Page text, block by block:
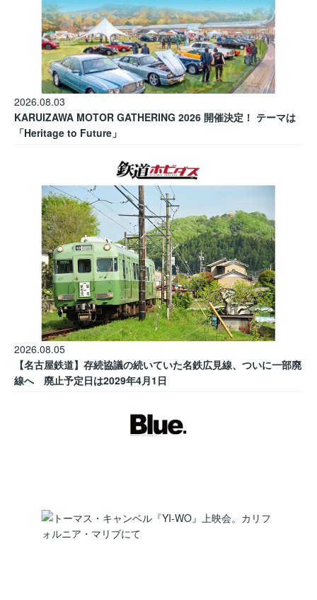
2026.08.03
KARUIZAWA MOTOR GATHERING 2026 開催決定！ テーマは
「Heritage to Future」
2026.08.05
【名古屋鉄道】存続協議の続いていた名鉄広見線、ついに一部廃
線へ 廃止予定日は2029年4月1日